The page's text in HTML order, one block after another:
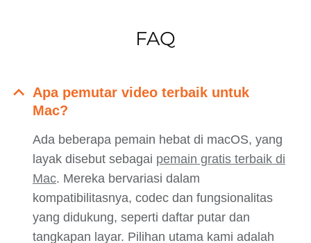
FAQ
Apa pemutar video terbaik untuk
Mac?
Ada beberapa pemain hebat di macOS, yang
layak disebut sebagai pemain gratis terbaik di
Mac. Mereka bervariasi dalam
kompatibilitasnya, codec dan fungsionalitas
yang didukung, seperti daftar putar dan
tangkapan layar. Pilihan utama kami adalah